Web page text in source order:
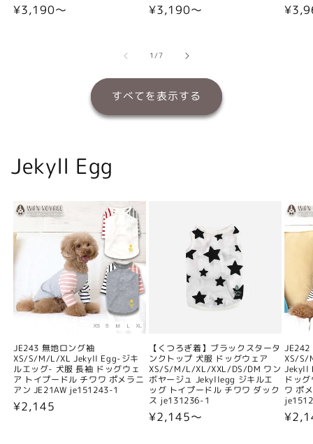
通
¥3,190〜
通
格
¥3,190〜
通
1/の
7
すべてを表示する
Jekyll Egg
JE243 無地ロング袖
XS/S/M/L/XL Jekyll Egg-ジキ
ルエッグ- 犬服 長袖 ドッグウェ
ア トイプードル チワワ ポメラニ
アン JE21AW je151243-1
通
¥2,145
【くつろぎ着】ブラックスタータ
ンクトップ 犬服 ドッグウェア
XS/S/M/L/XL/XXL/DS/DM ワン
ボヤージュ Jekyllegg ジキルエ
ッグ トイプードル チワワ ダック
ス je131236-1
通
¥2,145〜
JE242
XS/S/
Jekyll
ドッ
ワ ポ
通